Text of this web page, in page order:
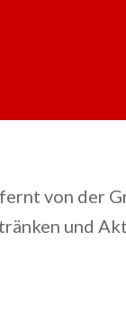
von der
und